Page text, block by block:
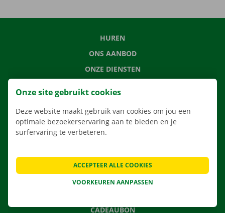
HUREN
ONS AANBOD
ONZE DIENSTEN
VERHUISOPLOSSINGEN
CONTACTEER ONS
VEELGESTELDE VRAGEN
CADEAUBON
Onze site gebruikt cookies
Deze website maakt gebruik van cookies om jou een
optimale bezoekerservaring aan te bieden en je
surfervaring te verbeteren.
VOORKEUREN AANPASSEN
ACCEPTEER ALLE COOKIES